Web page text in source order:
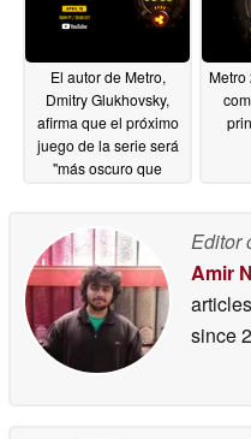
El autor de Metro,
Dmitry Glukhovsky,
afirma que el próximo
juego de la serie será
"más oscuro que
04/15/2026 Editor
Amir
since